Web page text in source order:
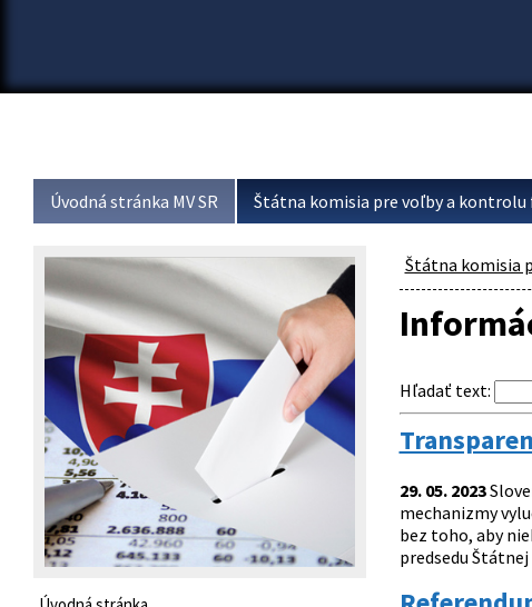
Úvodná stránka MV SR Štátna komisia pre voľby a
Štátna komisia
Hľadať text:
29. 05. 2023
mechanizmy
bez toho, aby
predsedu